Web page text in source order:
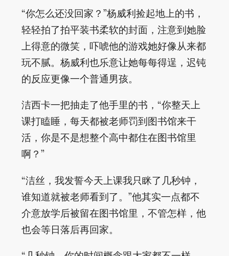
“你怎么还没回家？”杨威利捡起地上的书，
轻轻拍了拍平装书柔软的封面，注意到她脸
上得意的微笑，吓唬他的游戏她好像从来都
玩不腻。杨威利也乐意让她每每得逞，迟钝
的反应更像一个普通男孩。
洁西卡一把抽走了他手里的书，“你整天上
课打瞌睡，每天都被老师罚到图书馆来干
活，你是不是想整个高中都住在图书馆里
啊？”
“洁丝，我发誓今天上课我只眯了几秒钟，
谁知道就被老师看到了。”他其实一点都不
介意放学后被留在图书馆里，不管怎样，他
也会等日落后再回家。